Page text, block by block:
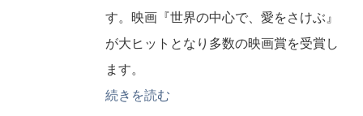
す。映画『世界の中心で、愛をさけぶ』
が大ヒットとなり多数の映画賞を受賞し
ます。
続きを読む